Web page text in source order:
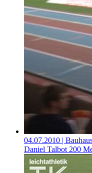
04.07.2010 |
Daniel Talbot 200